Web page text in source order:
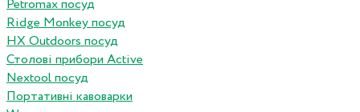
Petromax посуд
Ridge Monkey посуд
HX Outdoors посуд
Столові прибори Active
Nextool посуд
Портативні кавоварки